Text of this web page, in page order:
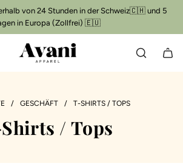
von 24 Stunden in der Schweiz🇨🇭 und 5
in Europa (Zollfrei) 🇪🇺
📦
/ GESCHÄFT / T-SHIRTS / TOPS
/ Tops